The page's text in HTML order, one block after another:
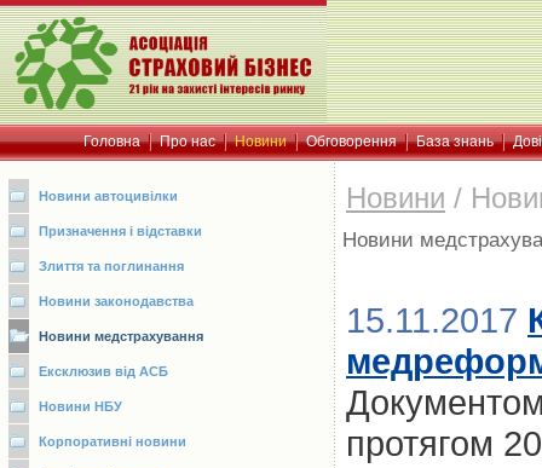
Головна Про нас Новини Обговорення База знань
Новини автоцивілки
Призначення і відставки
Злиття та поглинання
Новини законодавства
Новини медстрахування
Ексклюзив від АСБ
Новини НБУ
Корпоративні новини
Новини /
Новини
15.11.2017
Документом
протягом